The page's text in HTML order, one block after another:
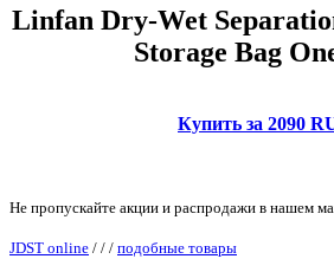
Linfan Dry-Wet
Storage Bag
Купить за 2090
Не пропускайте акции и распродажи в нашем
JDST online / / / подобные товары